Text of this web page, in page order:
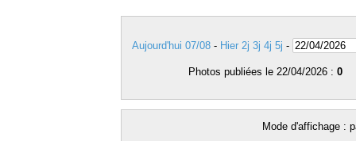
Aujourd'hui 07/08 - Hier 2j 3j 4j 5j -
Photos publiées le 22/04/2026 : 0
Mode d'affichage :